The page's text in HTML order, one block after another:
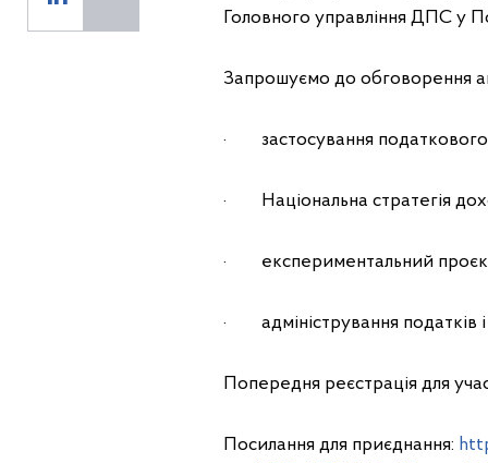
Головного управління ДПС у
Запрошуємо до обговорення
· застосування податкового
· Національна стратегія
· експериментальний
· адміністрування податків і
Попередня реєстрація для
Посилання для приєднання: